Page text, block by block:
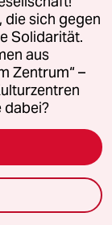
So
zahlen
die sich gegen
Solidarität.
aus
Zentrum“ –
dabei?